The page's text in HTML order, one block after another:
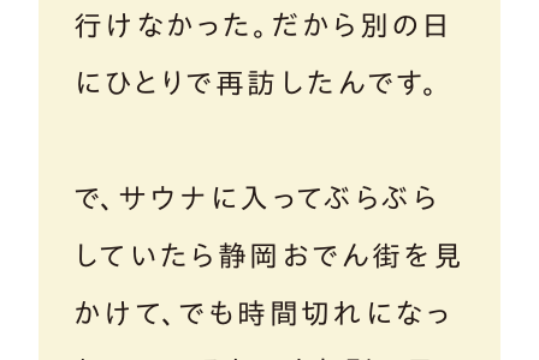
行けなかった。だから別の日
にひとりで再訪したんです。
で、サウナに入ってぶらぶら
していたら静岡おでん街を見
かけて、でも時間切れになっ